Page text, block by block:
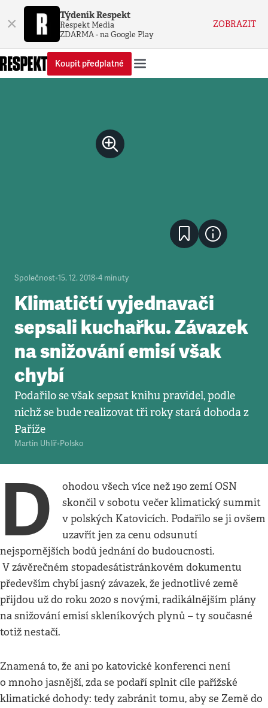
× Týdeník Respekt
Respekt Media
ZDARMA - na Google Play
ZOBRAZIT
Koupit předplatné
Společnost•15. 12. 2018•4 minuty
Klimatičtí vyjednavači
sepsali kuchařku. Závazek
na snižování emisí však
chybí
Podařilo se však sepsat knihu pravidel, podle
nichž se bude realizovat tři roky stará dohoda z
Paříže
Martin Uhlíř•Polsko
D
ohodou všech více než 190 zemí OSN
skončil v sobotu večer klimatický summit
v polských Katovicích. Podařilo se ji ovšem
uzavřít jen za cenu odsunutí
nejspornějších bodů jednání do budoucnosti.
V závěrečném stopadesátistránkovém dokumentu
především chybí jasný závazek, že jednotlivé země
přijdou už do roku 2020 s novými, radikálnějším plány
na snižování emisí skleníkových plynů – ty současné
totiž nestačí.
Znamená to, že ani po katovické konferenci není
o mnoho jasnější, zda se podaří splnit cíle pařížské
klimatické dohody: tedy zabránit tomu, aby se Země do